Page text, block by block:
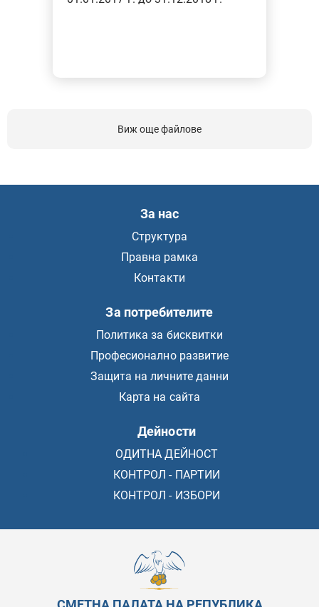
Виж още файлове
За нас
Структура
Правна рамка
Контакти
За потребителите
Политика за бисквитки
Професионално развитие
Защита на личните данни
Карта на сайта
Дейности
ОДИТНА ДЕЙНОСТ
КОНТРОЛ - ПАРТИИ
КОНТРОЛ - ИЗБОРИ